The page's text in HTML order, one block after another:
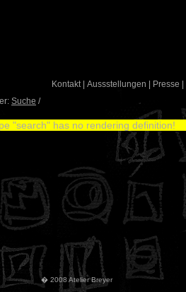
Kontakt| Aussstellungen Presse
Suche /
"search" has no rendering definition!
� 2008 Atelier Breyer